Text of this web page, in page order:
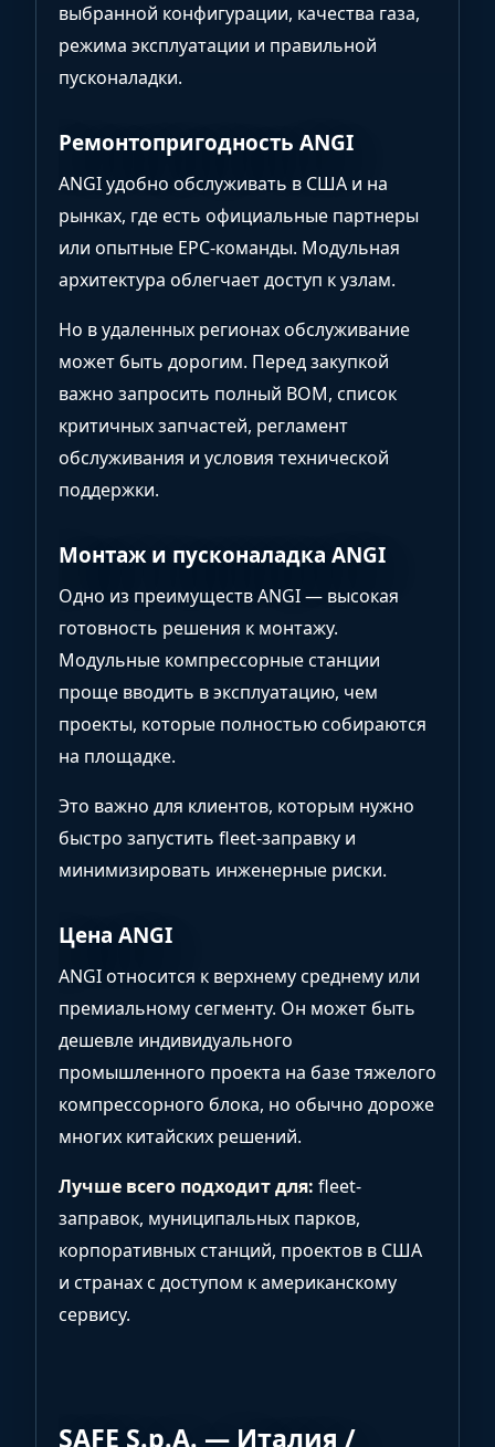
выбранной конфигурации, качества газа,
режима эксплуатации и правильной
пусконаладки.
Ремонтопригодность ANGI
ANGI удобно обслуживать в США и на
рынках, где есть официальные партнеры
или опытные EPC-команды. Модульная
архитектура облегчает доступ к узлам.
Но в удаленных регионах обслуживание
может быть дорогим. Перед закупкой
важно запросить полный BOM, список
критичных запчастей, регламент
обслуживания и условия технической
поддержки.
Монтаж и пусконаладка ANGI
Одно из преимуществ ANGI — высокая
готовность решения к монтажу.
Модульные компрессорные станции
проще вводить в эксплуатацию, чем
проекты, которые полностью собираются
на площадке.
Это важно для клиентов, которым нужно
быстро запустить fleet-заправку и
минимизировать инженерные риски.
Цена ANGI
ANGI относится к верхнему среднему или
премиальному сегменту. Он может быть
дешевле индивидуального
промышленного проекта на базе тяжелого
компрессорного блока, но обычно дороже
многих китайских решений.
Лучше всего подходит для: fleet-
заправок, муниципальных парков,
корпоративных станций, проектов в США
и странах с доступом к американскому
сервису.
SAFE S.p.A. — Италия /